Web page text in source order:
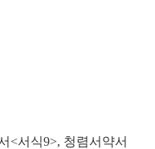
<서식9>, 청렴서약서